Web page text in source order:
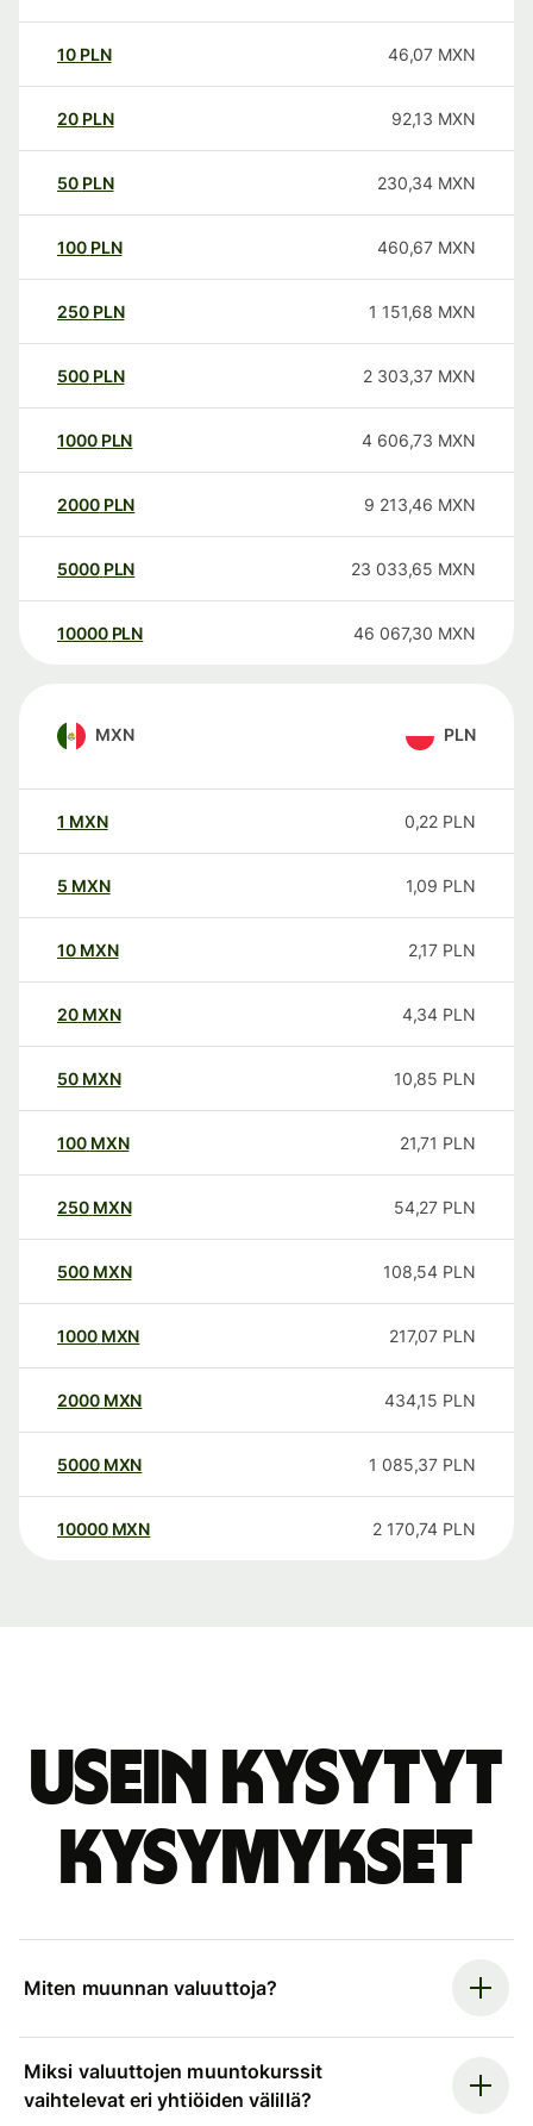
10 PLN 46,07 MXN
20 PLN 92,13 MXN
50 PLN 230,34 MXN
100 PLN 460,67 MXN
250 PLN 1 151,68 MXN
500 PLN 2 303,37 MXN
1000 PLN 4 606,73 MXN
2000 PLN 9 213,46 MXN
5000 PLN 23 033,65 MXN
10000 PLN 46 067,30 MXN
MXN PLN
1 MXN 0,22 PLN
5 MXN 1,09 PLN
10 MXN 2,17 PLN
20 MXN 4,34 PLN
50 MXN 10,85 PLN
100 MXN 21,71 PLN
250 MXN 54,27 PLN
500 MXN 108,54 PLN
1000 MXN 217,07 PLN
2000 MXN 434,15 PLN
5000 MXN 1 085,37 PLN
10000 MXN 2 170,74 PLN
Usein kysytyt
kysymykset
Miten muunnan valuuttoja?
Miksi valuuttojen muuntokurssit
vaihtelevat eri yhtiöiden välillä?